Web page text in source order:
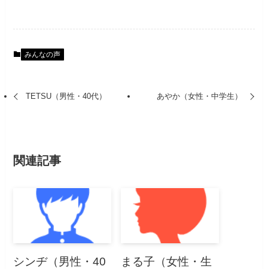
みんなの声
TETSU（男性・40代） あやか（女性・中学生）
関連記事
シンヂ（男性・40
まる子（女性・生